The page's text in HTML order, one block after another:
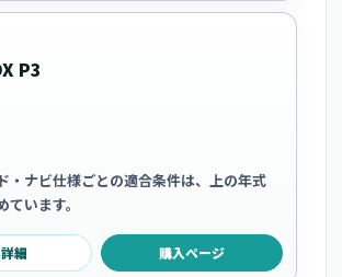
P3
・ナビ仕様ごとの適合条件は、上の年式
います。
細 購入ページ